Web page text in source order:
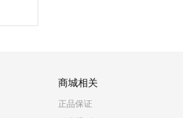
商城相关
正品保证